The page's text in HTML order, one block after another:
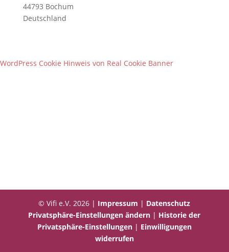
44793 Bochum
Deutschland
© Vifi e.V. 2026 | Impressum | Datenschutz
Privatsphäre-Einstellungen ändern | Historie der
Privatsphäre-Einstellungen| Einwilligungen
widerrufen
WordPress Cookie Hinweis von Real Cookie Banner